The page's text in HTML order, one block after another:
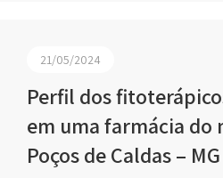
21/05/2024
Perfil dos
em uma farmácia do
Poços de Caldas – MG